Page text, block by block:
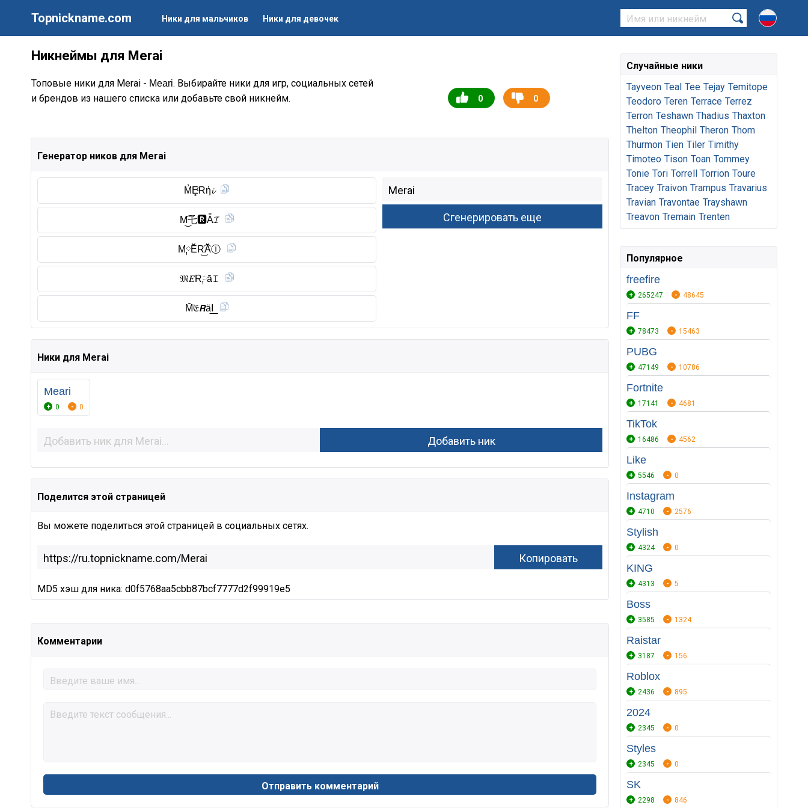
Topnickname.com Ники для мальчиков Ники для девочек
Никнеймы для Merai
Топовые ники для Merai - Meari. Выбирайте ники для игр, социальных сетей
и брендов из нашего списка или добавьте свой никнейм.
0 0
Генератор ников для Merai
M̾E̥ͦRή𝓲
M͜͡乇🆁︎Ẵ𝓘
M༙Ĕ̈R͜͡Ă̈Ⓘ︎
𝔐𝐸R༙ā𝙸
M̑̈𝔈𝙍äI͟
Ники для Merai
Meari
0 0
Поделится этой страницей
Вы можете поделиться этой страницей в социальных сетях.
MD5 хэш для ника: d0f5768aa5cbb87bcf7777d2f99919e5
Комментарии
Случайные ники
Tayveon Teal Tee Tejay Temitope
Teodoro Teren Terrace Terrez
Terron Teshawn Thadius Thaxton
Thelton Theophil Theron Thom
Thurmon Tien Tiler Timithy
Timoteo Tison Toan Tommey
Tonie Tori Torrell Torrion Toure
Tracey Traivon Trampus Travarius
Travian Travontae Trayshawn
Treavon Tremain Trenten
Популярное
freefire
265247 48645
FF
78473 15463
PUBG
47149 10786
Fortnite
17141 4681
TikTok
16486 4562
Like
5546 0
Instagram
4710 2576
Stylish
4324 0
KING
4313 5
Boss
3585 1324
Raistar
3187 156
Roblox
2436 895
2024
2345 0
Styles
2345 0
SK
2298 846